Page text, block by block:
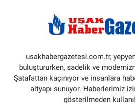
usakhabergazetesi.com.tr,
buluştururken, sadelik ve
Şatafattan kaçınıyor ve insanlara
altyapı sunuyor. Haberlerimiz
gösterilmeden